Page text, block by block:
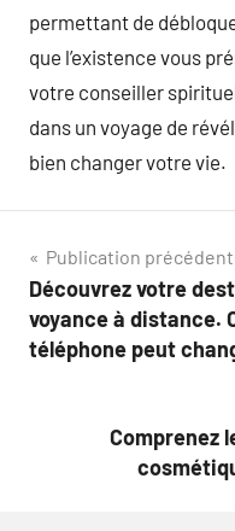
permettant de
que l’existence vous
votre conseiller
dans un voyage de
bien changer votre vie.
Navigation
de
l’article
Publication
Découvrez votre
voyance à distance.
téléphone peut
Comprenez